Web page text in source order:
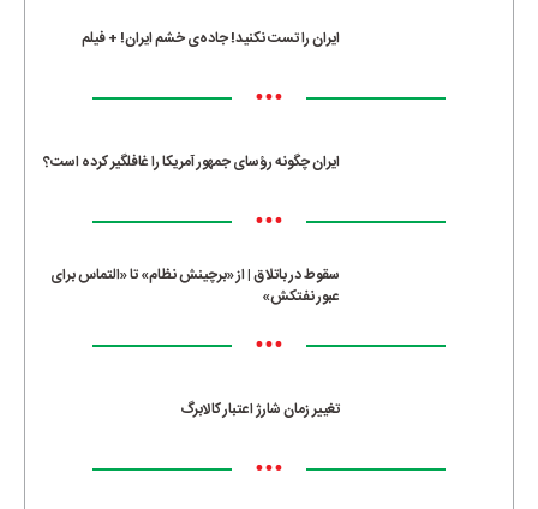
ایران را تست نکنید! جاده‌ی خشم ایران! + فیلم
•••
ایران چگونه رؤسای جمهور آمریکا را غافلگیر کرده است؟
•••
سقوط در باتلاق | از «برچینش نظام» تا «التماس برای
عبور نفتکش»
•••
تغییر زمان شارژ اعتبار کالابرگ
•••